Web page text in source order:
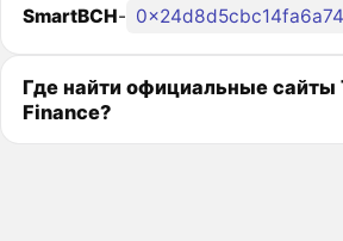
SmartBCH-
Где найти официальные сайты
Finance?